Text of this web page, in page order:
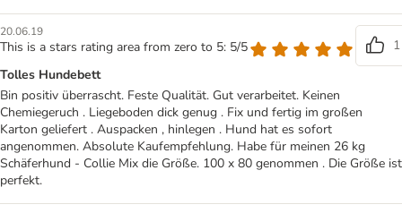
20.06.19
This is a stars rating area from zero to 5: 5/5
1
Tolles Hundebett
Bin positiv überrascht. Feste Qualität. Gut verarbeitet. Keinen
Chemiegeruch . Liegeboden dick genug . Fix und fertig im großen
Karton geliefert . Auspacken , hinlegen . Hund hat es sofort
angenommen. Absolute Kaufempfehlung. Habe für meinen 26 kg
Schäferhund - Collie Mix die Größe. 100 x 80 genommen . Die Größe ist
perfekt.